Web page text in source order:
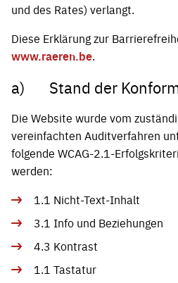
und des Rates) verlangt.
Diese Erklärung zur
www.raeren.be.
a) Stand der
Die Website wurde vom
vereinfachten Auditverfahren
folgende WCAG-2.1-
werden:
1.1 Nicht-Text-Inhalt
3.1 Info und Beziehungen
4.3 Kontrast
1.1 Tastatur